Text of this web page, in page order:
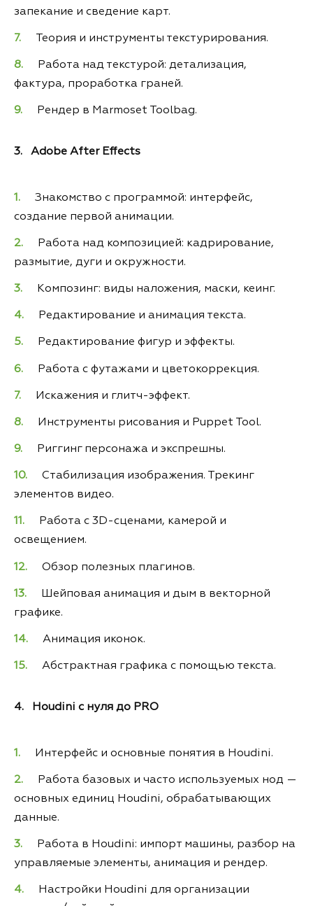
запекание и сведение карт.
Теория и инструменты текстурирования.
Работа над текстурой: детализация,
фактура, проработка граней.
Рендер в Marmoset Toolbag.
3. Adobe After Effects
Знакомство с программой: интерфейс,
создание первой анимации.
Работа над композицией: кадрирование,
размытие, дуги и окружности.
Композинг: виды наложения, маски, кеинг.
Редактирование и анимация текста.
Редактирование фигур и эффекты.
Работа с футажами и цветокоррекция.
Искажения и глитч-эффект.
Инструменты рисования и Puppet Tool.
Риггинг персонажа и экспрешны.
Стабилизация изображения. Трекинг
элементов видео.
Работа с 3D-сценами, камерой и
освещением.
Обзор полезных плагинов.
Шейповая анимация и дым в векторной
графике.
Анимация иконок.
Абстрактная графика с помощью текста.
4. Houdini с нуля до PRO
Интерфейс и основные понятия в Houdini.
Работа базовых и часто используемых нод —
основных единиц Houdini, обрабатывающих
данные.
Работа в Houdini: импорт машины, разбор на
управляемые элементы, анимация и рендер.
Настройки Houdini для организации